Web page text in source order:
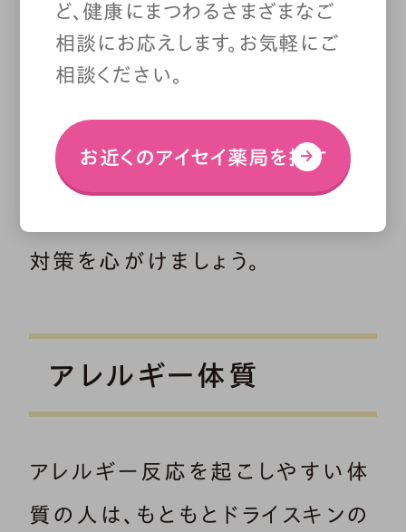
ドライスキンの原因は、「体質」と
「環境」に大きく分かれます。次の
ことに当てはまる人はドライスキ
ンになりやすいので、本格的な乾
対策を心がけましょう。
アレルギー体質
アレルギー反応を起こしやすい体
質の人は、もともとドライスキンの
ど、健康にまつわるさまざまなご
相談にお応えします。お気軽にご
相談ください。
お近くのアイセイ薬局を探す